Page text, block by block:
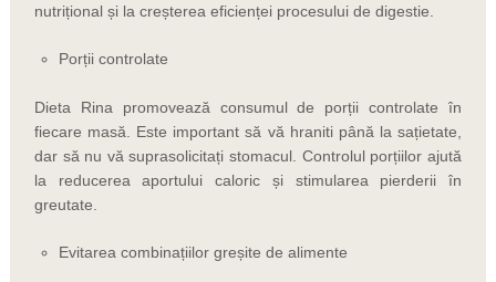
nutrițional și la creșterea eficienței procesului de digestie.
Porții controlate
Dieta Rina promovează consumul de porții controlate în
fiecare masă. Este important să vă hraniti până la sațietate,
dar să nu vă suprasolicitați stomacul. Controlul porțiilor ajută
la reducerea aportului caloric și stimularea pierderii în
greutate.
Evitarea combinațiilor greșite de alimente